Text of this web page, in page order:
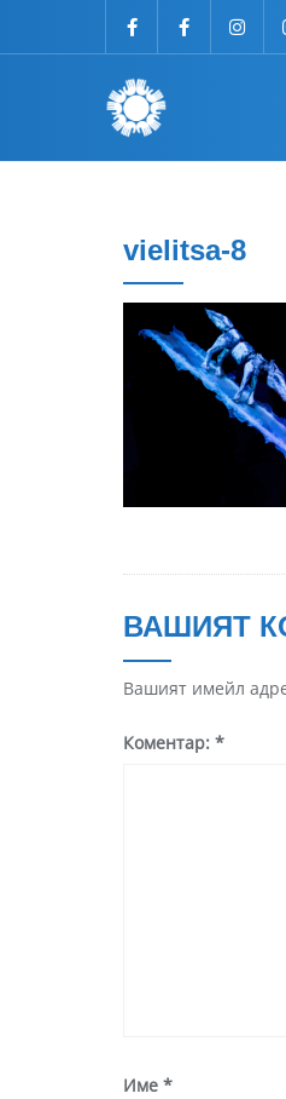
vielitsa-8
ВАШИЯТ
Вашият имейл
Коментар: *
Име *